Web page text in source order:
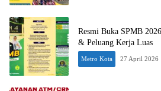
Resmi Buka SPMB
& Peluang Kerja Luas
Metro Kota 27 April 2026